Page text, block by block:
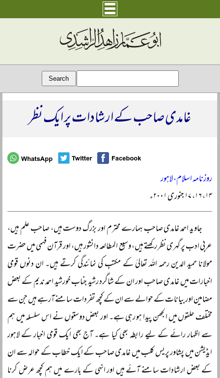
غامدی صاحب کے ارشادات پر ایک نظر
روزنامہ اسلام، لاہور
۱۴، ۱۶، ۱۷ جنوری ۲۰۰۱ء
جاوید احمد غامدی صاحب ہمارے محترم اور بزرگ دوست ہیں، صاحب علم ہیں،
عربی ادب پر گہری نظر رکھتے ہیں، وسیع المطالعہ دانشور ہیں، اور قرآن فہمی میں حضرت
مولانا حمید الدین رحمہ اللہ تعالیٰ کے مکتب کی نمائندگی کرتے ہیں۔ ان دنوں قومی
اخبارات میں غامدی صاحب اور ان کے شاگرد رشید جناب خورشید احمد ندیم کے بعض
مضامین اور بیانات کے حوالے سے ان کے کچھ تفردات سامنے آرہے ہیں جن سے
مختلف حلقوں میں الجھن پیدا ہو رہی ہے۔ اور بعض دوستوں نے اس سلسلہ میں ہم
سے اظہار رائے کے لیے رابطہ بھی کیا ہے۔ آج بھی ایک قومی اخبار کے لاہور
ایڈیشن میں پشاور پریس کلب میں غامدی صاحب کے ایک خطاب کے حوالہ سے ان
کے بعض ارشادات سامنے آئے ہیں اور انہی کے بارے میں ہم کچھ عرض کرنا